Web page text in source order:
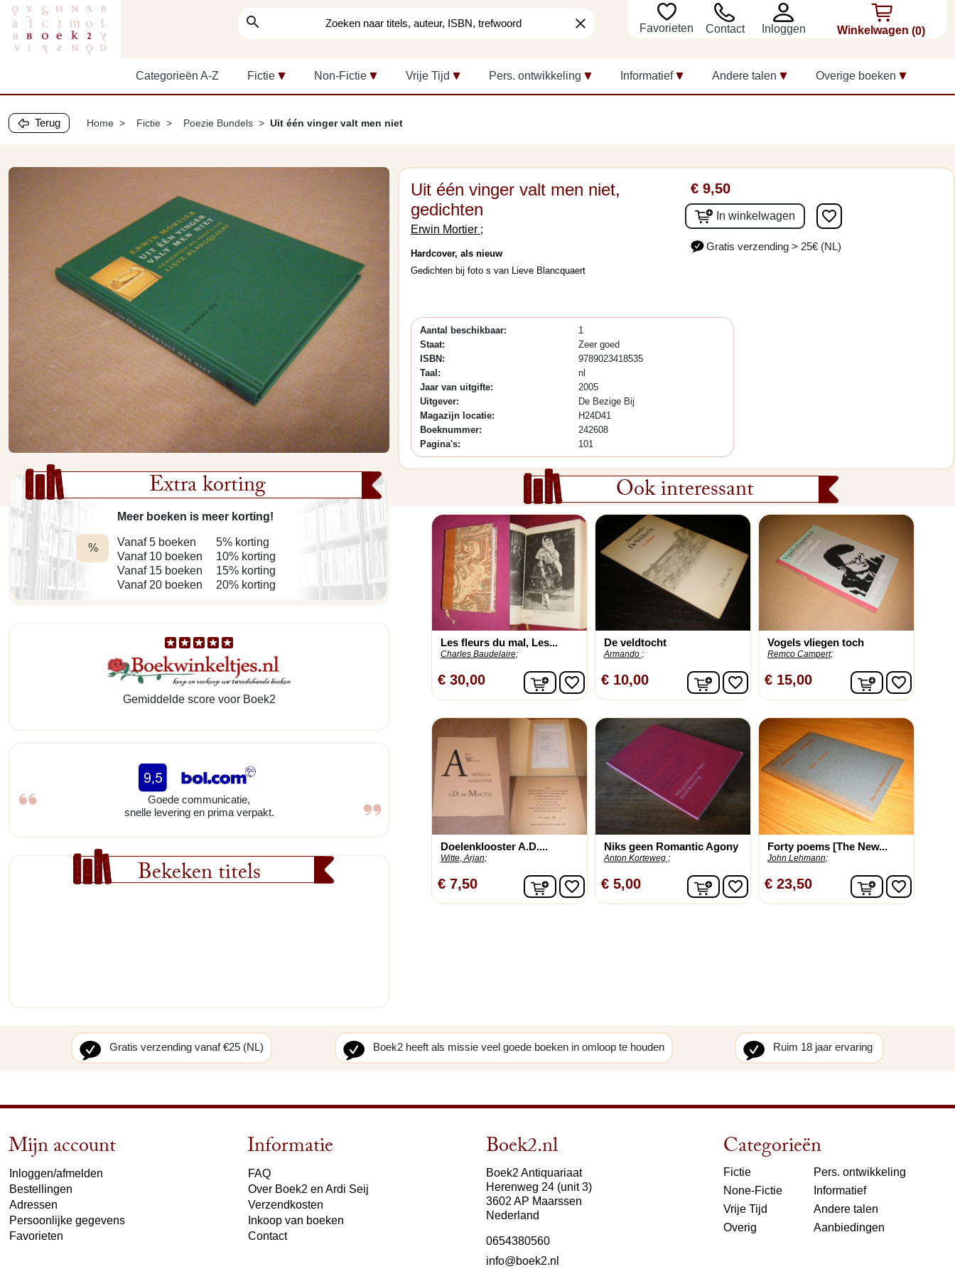
search clear Favorieten Contact Inloggen Winkelwagen (0)
Categorieën A-Z Fictie Non-Fictie Vrije Tijd Pers. ontwikkeling Informatief Andere talen Overige boeken
Terug Home Fictie Poezie Bundels Uit één vinger valt men niet
Uit één vinger valt men niet,
gedichten
Erwin Mortier ;
Hardcover, als nieuw
Gedichten bij foto s van Lieve Blancquaert
€ 9,50
In winkelwagen favorite_border
Gratis verzending > 25€ (NL)
Aantal beschikbaar:
1
Staat:
Zeer goed
ISBN:
9789023418535
Taal:
nl
Jaar van uitgifte:
2005
Uitgever:
De Bezige Bij
Magazijn locatie:
H24D41
Boeknummer:
242608
Pagina's:
101
Extra korting
%
Meer boeken is meer korting!
Vanaf 5 boeken
Vanaf 10 boeken
Vanaf 15 boeken
Vanaf 20 boeken
5% korting
10% korting
15% korting
20% korting
Gemiddelde score voor Boek2
Goede communicatie,
snelle levering en prima verpakt.
Bekeken titels
Ook interessant
Les fleurs du mal, Les...
Charles Baudelaire;
€ 30,00 In winkelwagen
favorite_border
De veldtocht
Armando ;
€ 10,00 In winkelwagen
favorite_border
Vogels vliegen toch
Remco Campert;
€ 15,00 Infavorite_border
Doelenklooster A.D....
Witte, Arjan;
€ 7,50 In winkelwagen
favorite_border
Niks geen Romantic Agony
Anton Korteweg ;
€ 5,00 In winkelwagen
favorite_border
Forty poems [The New...
John Lehmann;
€ 23,50 Infavorite_border
Gratis verzending vanaf €25 (NL) Boek2 heeft als missie veel goede boeken in omloop te houden Ruim 18 jaar ervaring
Mijn account
Inloggen/afmelden
Bestellingen
Adressen
Persoonlijke gegevens
Favorieten
Informatie
FAQ
Over Boek2 en Ardi Seij
Verzendkosten
Inkoop van boeken
Contact
Boek2.nl
Boek2 Antiquariaat
Herenweg 24 (unit 3)
3602 AP Maarssen
Nederland
0654380560
info@boek2.nl
Categorieën
Fictie
None-Fictie
Vrije Tijd
Overig
Pers. ontwikkeling
Informatief
Andere talen
Aanbiedingen